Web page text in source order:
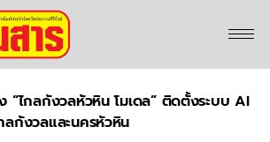
“ไกลกังวลหัวหิน โมเดล” ติดตั้งระบบ AI
กังวลและนครหัวหิน